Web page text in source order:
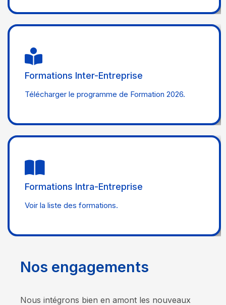
Formations Inter-Entreprise
Télécharger le programme de Formation 2026.
Formations Intra-Entreprise
Voir la liste des formations.
Nos engagements
Nous intégrons bien en amont les nouveaux